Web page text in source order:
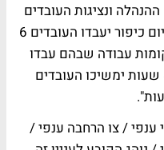
של 8 שעות. ההנהלה ונציגות העובדים
יקבעו באיזו חלופה לבחור. בערב יום כיפור יעבדו העובדים 6
שעות. במקומות עבודה שבהם עבדו
בערבי חג 6 שעות בתשלום של 8 שעות ימשיכו העובדים
ענפי / צו הרחבה ענפי /